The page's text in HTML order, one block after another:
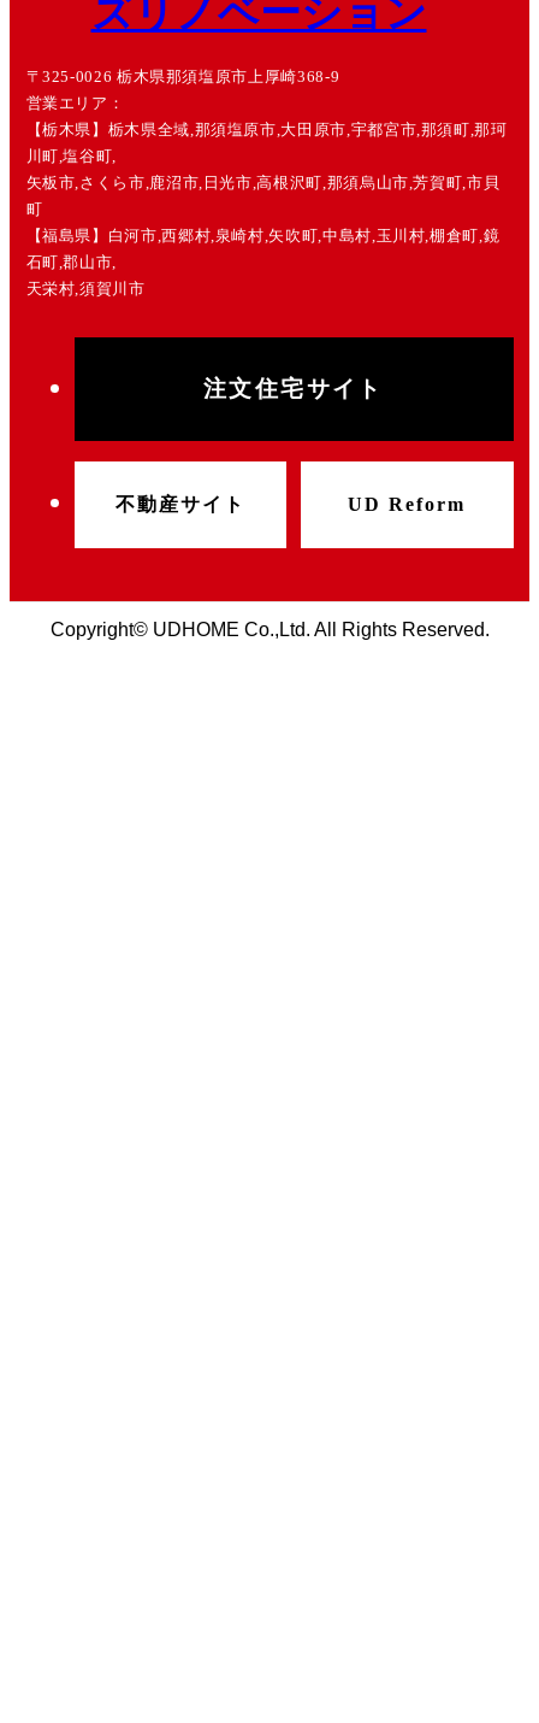
〒325-0026 栃木県那須塩原市上厚崎368-9
営業エリア：
【栃木県】栃木県全域,那須塩原市,大田原市,宇都宮市,那須町,那珂
川町,塩谷町,
矢板市,さくら市,鹿沼市,日光市,高根沢町,那須烏山市,芳賀町,市貝
町
【福島県】白河市,西郷村,泉崎村,矢吹町,中島村,玉川村,棚倉町,鏡
石町,郡山市,
天栄村,須賀川市
注文住宅サイト
不動産サイト UD Reform
Copyright© UDHOME Co.,Ltd. All Rights Reserved.